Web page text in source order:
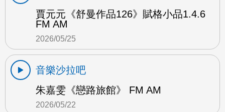
賈元元《舒曼作品126》賦格小品1.4.6
FM AM
2026/05/25
音樂沙拉吧
朱嘉雯《戀路旅館》 FM AM
2026/05/22